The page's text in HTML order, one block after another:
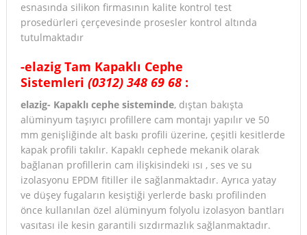
esnasında silikon firmasının kalite kontrol test
prosedürleri çerçevesinde prosesler kontrol altında
tutulmaktadır
-elazig Tam Kapaklı Cephe
Sistemleri (0312) 348 69 68 :
elazig- Kapaklı cephe sisteminde, dıştan bakışta
alüminyum taşıyıcı profillere cam montajı yapılır ve 50
mm genişliğinde alt baskı profili üzerine, çeşitli kesitlerde
kapak profili takılır. Kapaklı cephede mekanik olarak
bağlanan profillerin cam ilişkisindeki ısı , ses ve su
izolasyonu EPDM fitiller ile sağlanmaktadır. Ayrıca yatay
ve düşey fugaların kesiştiği yerlerde baskı profilinden
önce kullanılan özel alüminyum folyolu izolasyon bantları
vasıtası ile kesin garantili sızdırmazlık sağlanmaktadır.